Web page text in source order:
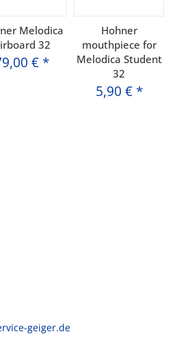
Melodica
32
€ *
Hohner
mouthpiece for
Melodica Student
32
5,90 € *
geiger.de